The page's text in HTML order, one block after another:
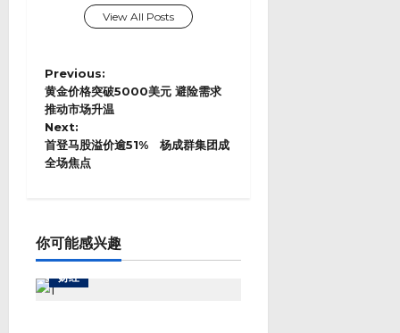
View All Posts
P
o
s
t
n
a
a
t
i
o
Previous:
黄金价格突破5000美元 避险需求
推动市场升温
Next:
首登马股溢价逾51% 杨成群集团成
全场焦点
你可能感兴趣
财经